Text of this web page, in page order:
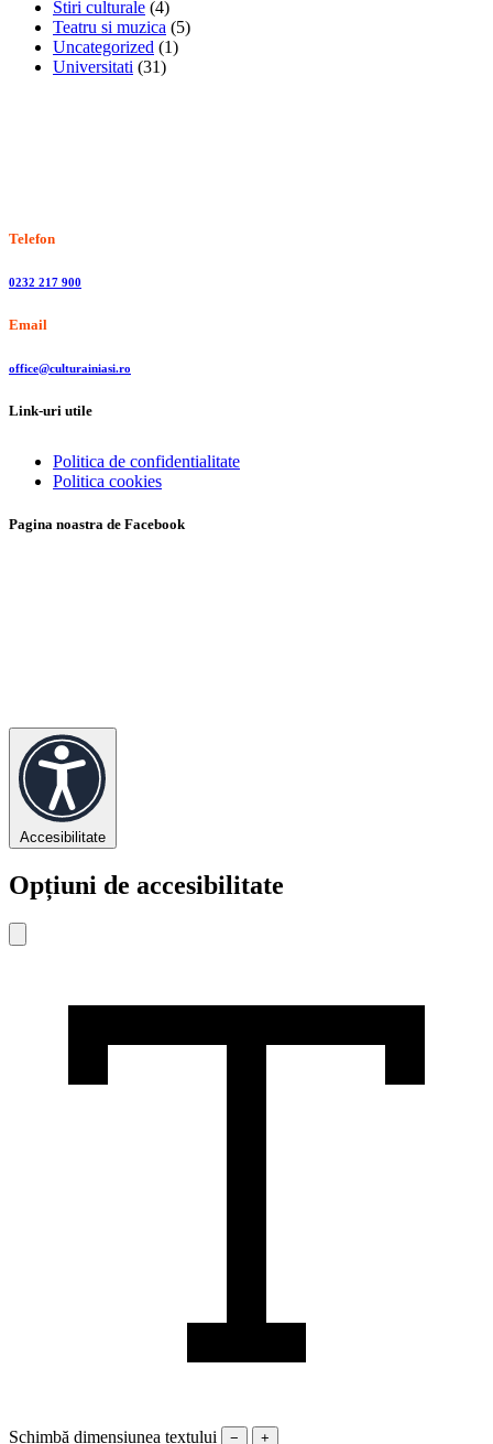
Stiri culturale (4)
Teatru si muzica (5)
Uncategorized (1)
Universitati (31)
Telefon
0232 217 900
Email
office@culturainiasi.ro
Link-uri utile
Politica de confidentialitate
Politica cookies
Pagina noastra de Facebook
Accesibilitate
Opțiuni de accesibilitate
Schimbă dimensiunea textului − +